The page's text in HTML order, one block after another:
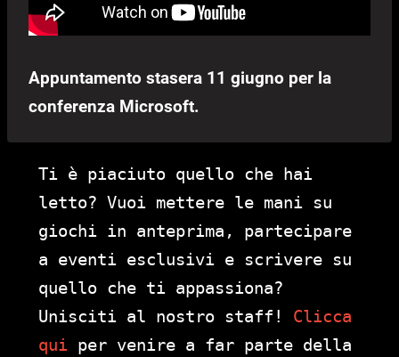
Appuntamento stasera 11 giugno per la
conferenza Microsoft.
Ti è piaciuto quello che hai
letto? Vuoi mettere le mani su
giochi in anteprima, partecipare
a eventi esclusivi e scrivere su
quello che ti appassiona?
Unisciti al nostro staff! Clicca
qui per venire a far parte della